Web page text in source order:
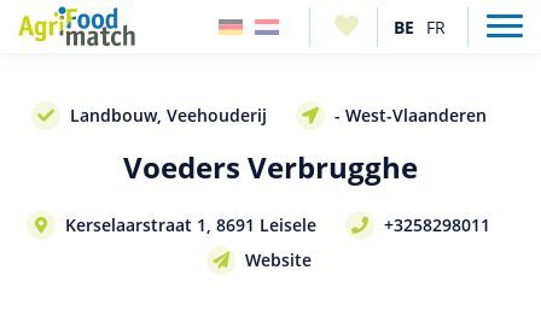
Landbouw, Veehouderij - West-Vlaanderen
Voeders Verbrugghe
Kerselaarstraat 1, 8691 Leisele
+3258298011
Website